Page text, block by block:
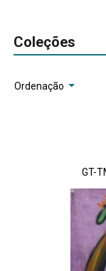
Coleções
Ordenação